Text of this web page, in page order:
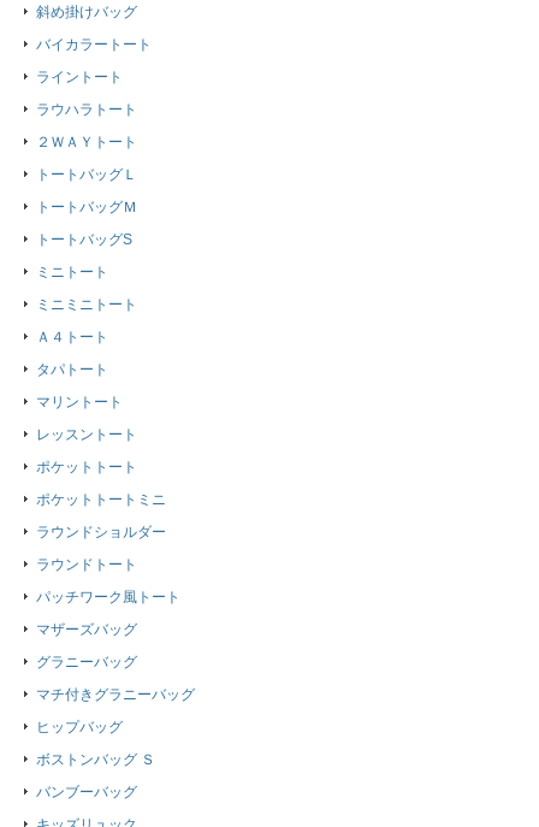
斜め掛けバッグ
バイカラートート
ライントート
ラウハラトート
２ＷＡＹトート
トートバッグＬ
トートバッグＭ
トートバッグS
ミニトート
ミニミニトート
Ａ４トート
タパトート
マリントート
レッスントート
ポケットトート
ポケットトートミニ
ラウンドショルダー
ラウンドトート
パッチワーク風トート
マザーズバッグ
グラニーバッグ
マチ付きグラニーバッグ
ヒップバッグ
ボストンバッグ Ｓ
バンブーバッグ